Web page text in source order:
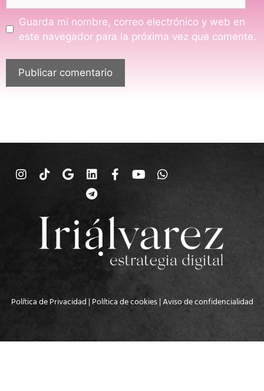
Guarda mi nombre, correo electrónico y web en
este navegador para la próxima vez que comente.
Política de Privacidad | Política de cookies|Aviso de confidencialidad